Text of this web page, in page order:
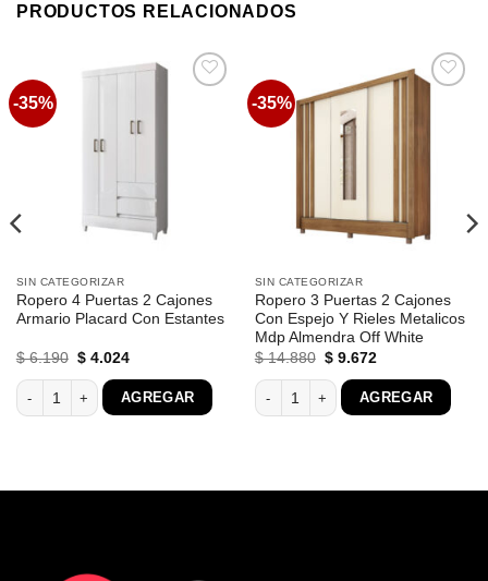
PRODUCTOS RELACIONADOS
-35%
SIN CATEGORIZAR
Ropero 4 Puertas 2 Cajones
Armario Placard Con Estantes
$6.190 El
original
era:
$ 6.190.
$4.024El
es:
$ 4.024.
Ropero 4 Puertas 2 Cajones Armario Placard Con Estantes cantidad
AGREGAR
-35%
SIN CATEGORIZAR
Ropero 3 Puertas 2 Cajones
Con Espejo Y Rieles Metalicos
Mdp Almendra Off White
$14.880 El
original
era:
$ 14.880.
$9.672El
es:
$ 9.672.
Ropero 3 Puertas 2 Cajones Con
AGREGAR
Blanco Esm209 cantidad